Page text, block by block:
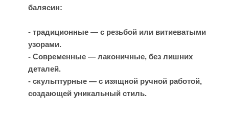
балясин:
- традиционные — с резьбой или витиеватыми
узорами.
- Современные — лаконичные, без лишних
деталей.
- скульптурные — с изящной ручной работой,
создающей уникальный стиль.